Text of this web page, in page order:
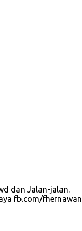
dan Jalan-jalan.
fb.com/fhernawan